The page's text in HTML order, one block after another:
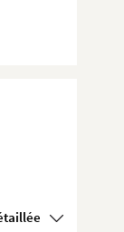
détaillée